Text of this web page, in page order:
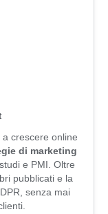
crescere online
di marketing
e PMI. Oltre
pubblicati e la
senza mai